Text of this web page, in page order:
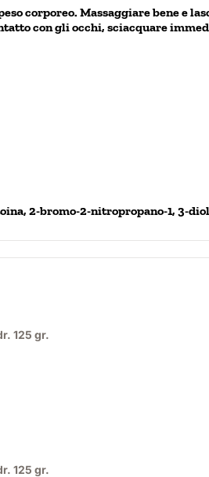
corporeo. Massaggiare bene e
con gli occhi, sciacquare
2-bromo-2-nitropropano-1, 3-
125 gr.
IVA esclusa: 8,06
125 gr.